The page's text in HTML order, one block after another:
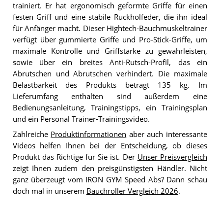
trainiert. Er hat ergonomisch geformte Griffe für einen
festen Griff und eine stabile Rückholfeder, die ihn ideal
für Anfänger macht. Dieser Hightech-Bauchmuskeltrainer
verfügt über gummierte Griffe und Pro-Stick-Griffe, um
maximale Kontrolle und Griffstärke zu gewährleisten,
sowie über ein breites Anti-Rutsch-Profil, das ein
Abrutschen und Abrutschen verhindert. Die maximale
Belastbarkeit des Produkts beträgt 135 kg. Im
Lieferumfang enthalten sind außerdem eine
Bedienungsanleitung, Trainingstipps, ein Trainingsplan
und ein Personal Trainer-Trainingsvideo.
Zahlreiche Produktinformationen aber auch interessante
Videos helfen Ihnen bei der Entscheidung, ob dieses
Produkt das Richtige für Sie ist. Der Unser Preisvergleich
zeigt Ihnen zudem den preisgünstigsten Händler. Nicht
ganz überzeugt vom IRON GYM Speed Abs? Dann schau
doch mal in unserem Bauchroller Vergleich 2026.